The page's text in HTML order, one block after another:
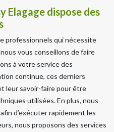
Elagage dispose des
professionnels qui nécessite
vous conseillons de faire
à votre service des
continue, ces derniers
leur savoir-faire pour être
utilisées. En plus, nous
d’exécuter rapidement les
nous proposons des services